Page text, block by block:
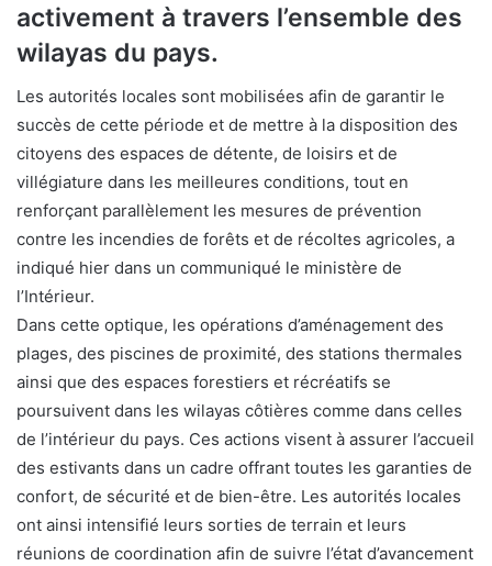
activement à travers l’ensemble des
wilayas du pays.
Les autorités locales sont mobilisées afin de garantir le
succès de cette période et de mettre à la disposition des
citoyens des espaces de détente, de loisirs et de
villégiature dans les meilleures conditions, tout en
renforçant parallèlement les mesures de prévention
contre les incendies de forêts et de récoltes agricoles, a
indiqué hier dans un communiqué le ministère de
l’Intérieur.
Dans cette optique, les opérations d’aménagement des
plages, des piscines de proximité, des stations thermales
ainsi que des espaces forestiers et récréatifs se
poursuivent dans les wilayas côtières comme dans celles
de l’intérieur du pays. Ces actions visent à assurer l’accueil
des estivants dans un cadre offrant toutes les garanties de
confort, de sécurité et de bien-être. Les autorités locales
ont ainsi intensifié leurs sorties de terrain et leurs
réunions de coordination afin de suivre l’état d’avancement